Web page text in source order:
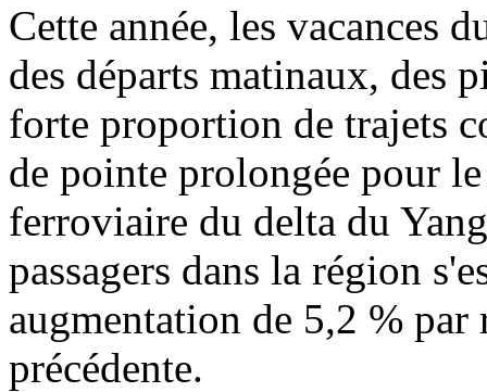
Cette année, les vacances
des départs matinaux, des
forte proportion de trajets
de pointe prolongée pour
ferroviaire du delta du
passagers dans la région
augmentation de 5,2 % par
précédente.